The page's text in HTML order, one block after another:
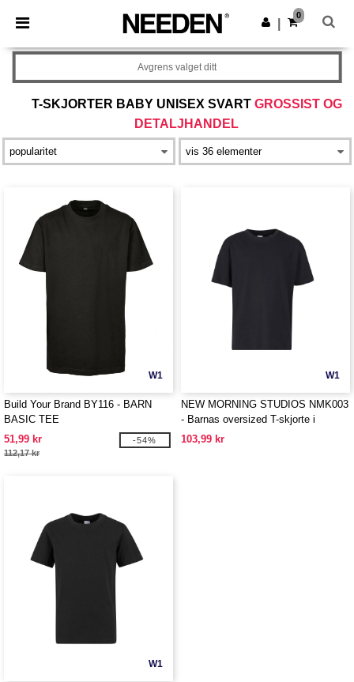
× Needen-app
Bedre priser i appen!
Last ned app
0
T-SKJORTER BABY UNISEX SVART GROSSIST OG
DETALJHANDEL
Avgrens valget ditt
W1
Build Your Brand BY116 - BARN
BASIC TEE
51,99 kr
112,17 kr
-54%
W1
NEW MORNING STUDIOS NMK003
- Barnas oversized T-skjorte i
organisk bomull
103,99 kr
W1